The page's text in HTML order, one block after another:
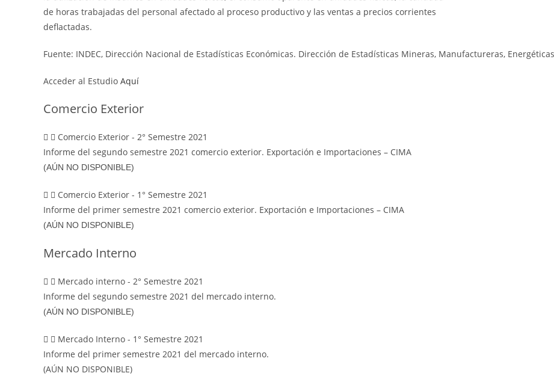
de horas trabajadas del personal afectado al proceso productivo y las ventas a precios corrientes
deflactadas.
Fuente: INDEC, Dirección Nacional de Estadísticas Económicas. Dirección de Estadísticas Mineras, Manufactureras,
Acceder al Estudio Aquí
Comercio Exterior
Comercio Exterior - 2° Semestre 2021
Informe del segundo semestre 2021 comercio exterior. Exportación e Importaciones – CIMA
(AÚN NO DISPONIBLE)
Comercio Exterior - 1° Semestre 2021
Informe del primer semestre 2021 comercio exterior. Exportación e Importaciones – CIMA
(AÚN NO DISPONIBLE)
Mercado Interno
Mercado interno - 2° Semestre 2021
Informe del segundo semestre 2021 del mercado interno.
(AÚN NO DISPONIBLE)
Mercado Interno - 1° Semestre 2021
Informe del primer semestre 2021 del mercado interno.
(AÚN NO DISPONIBLE)